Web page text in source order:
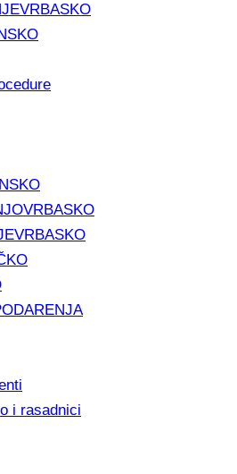
i rasadnici